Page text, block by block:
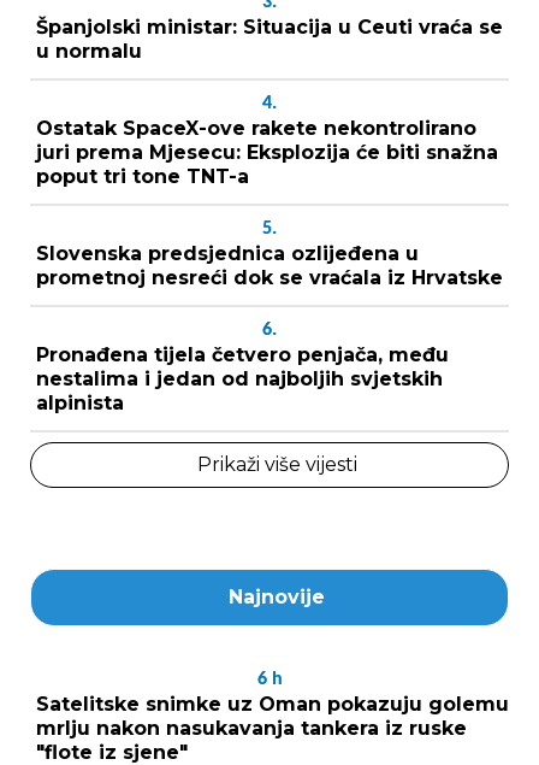
Španjolski ministar: Situacija u Ceuti vraća se
u normalu
4.
Ostatak SpaceX-ove rakete nekontrolirano
juri prema Mjesecu: Eksplozija će biti snažna
poput tri tone TNT-a
5.
Slovenska predsjednica ozlijeđena u
prometnoj nesreći dok se vraćala iz Hrvatske
6.
Pronađena tijela četvero penjača, među
nestalima i jedan od najboljih svjetskih
alpinista
Prikaži više vijesti
Najnovije
6 h
Satelitske snimke uz Oman pokazuju golemu
mrlju nakon nasukavanja tankera iz ruske
"flote iz sjene"